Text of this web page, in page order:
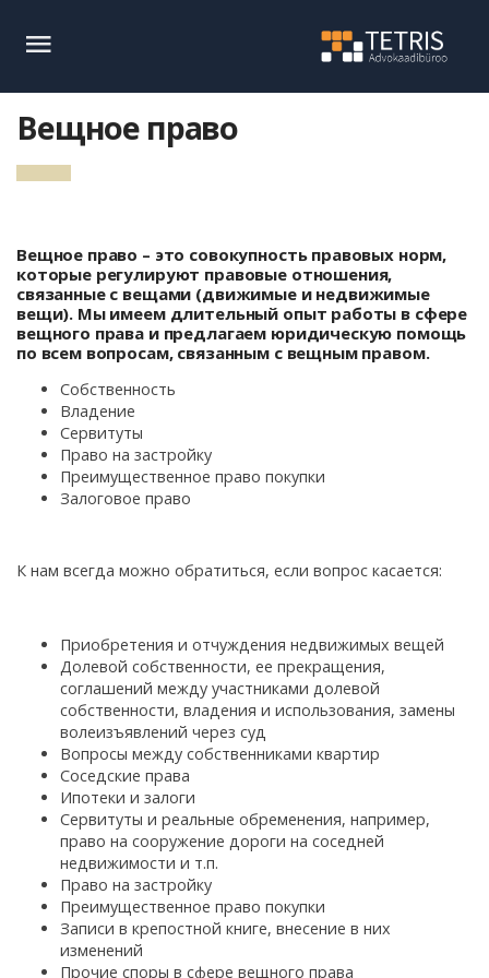
Вещное право
Вещное право – это совокупность правовых норм,
которые регулируют правовые отношения,
связанные с вещами (движимые и недвижимые
вещи). Мы имеем длительный опыт работы в сфере
вещного права и предлагаем юридическую помощь
по всем вопросам, связанным с вещным правом.
Собственность
Владение
Сервитуты
Право на застройку
Преимущественное право покупки
Залоговое право
К нам всегда можно обратиться, если вопрос касается:
Приобретения и отчуждения недвижимых вещей
Долевой собственности, ее прекращения,
соглашений между участниками долевой
собственности, владения и использования, замены
волеизъявлений через суд
Вопросы между собственниками квартир
Соседские права
Ипотеки и залоги
Сервитуты и реальные обременения, например,
право на сооружение дороги на соседней
недвижимости и т.п.
Право на застройку
Преимущественное право покупки
Записи в крепостной книге, внесение в них
изменений
Прочие споры в сфере вещного права